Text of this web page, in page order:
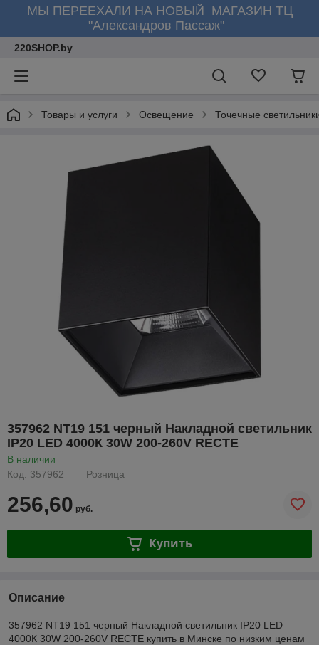
МЫ ПЕРЕЕХАЛИ НА НОВЫЙ МАГАЗИН ТЦ
"Александров Пассаж"
220SHOP.by
Товары и услуги Освещение Точечные
357962 NT19 151 черный Накладной светильник
IP20 LED 4000К 30W 200-260V RECTE
В наличии
Код: 357962
Розница
256,60 руб.
Купить
Описание
357962 NT19 151 черный Накладной светильник IP20 LED
4000К 30W 200-260V RECTE купить в Минске по низким ценам